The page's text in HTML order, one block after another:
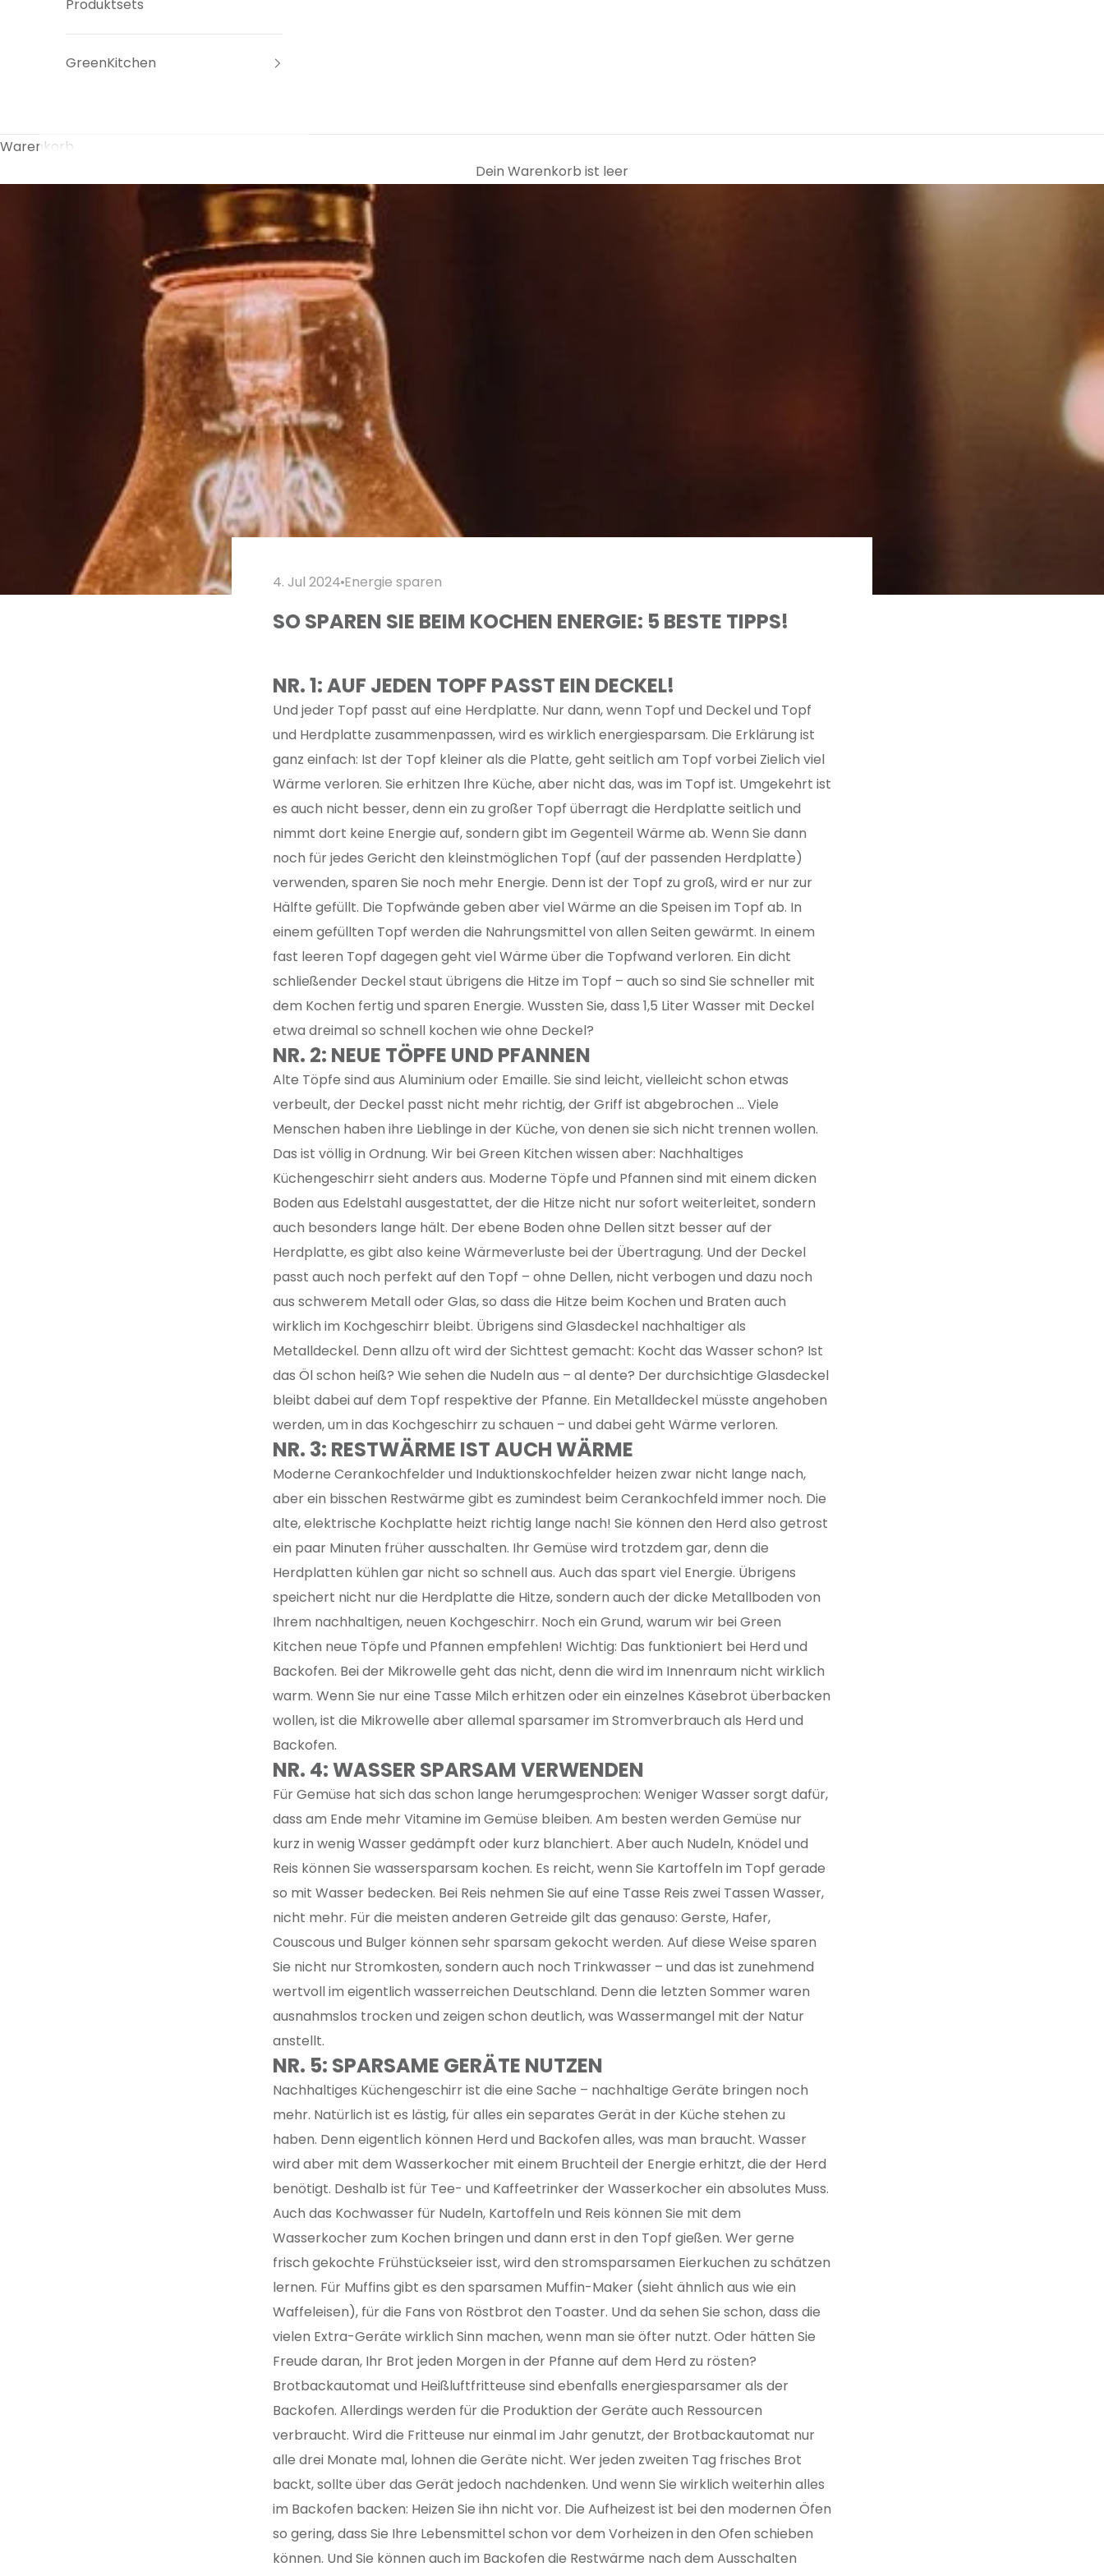
Produktsets
GreenKitchen
Warenkorb
Dein Warenkorb ist leer
4. Jul 2024 Energie sparen
SO SPAREN SIE BEIM KOCHEN ENERGIE: 5 BESTE TIPPS!
NR. 1: AUF JEDEN TOPF PASST EIN DECKEL!
Und jeder Topf passt auf eine Herdplatte. Nur dann, wenn Topf und Deckel und Topf
und Herdplatte zusammenpassen, wird es wirklich energiesparsam. Die Erklärung ist
ganz einfach: Ist der Topf kleiner als die Platte, geht seitlich am Topf vorbei Zielich viel
Wärme verloren. Sie erhitzen Ihre Küche, aber nicht das, was im Topf ist. Umgekehrt ist
es auch nicht besser, denn ein zu großer Topf überragt die Herdplatte seitlich und
nimmt dort keine Energie auf, sondern gibt im Gegenteil Wärme ab. Wenn Sie dann
noch für jedes Gericht den kleinstmöglichen Topf (auf der passenden Herdplatte)
verwenden, sparen Sie noch mehr Energie. Denn ist der Topf zu groß, wird er nur zur
Hälfte gefüllt. Die Topfwände geben aber viel Wärme an die Speisen im Topf ab. In
einem gefüllten Topf werden die Nahrungsmittel von allen Seiten gewärmt. In einem
fast leeren Topf dagegen geht viel Wärme über die Topfwand verloren. Ein dicht
schließender Deckel staut übrigens die Hitze im Topf – auch so sind Sie schneller mit
dem Kochen fertig und sparen Energie. Wussten Sie, dass 1,5 Liter Wasser mit Deckel
etwa dreimal so schnell kochen wie ohne Deckel?
NR. 2: NEUE TÖPFE UND PFANNEN
Alte Töpfe sind aus Aluminium oder Emaille. Sie sind leicht, vielleicht schon etwas
verbeult, der Deckel passt nicht mehr richtig, der Griff ist abgebrochen … Viele
Menschen haben ihre Lieblinge in der Küche, von denen sie sich nicht trennen wollen.
Das ist völlig in Ordnung. Wir bei Green Kitchen wissen aber: Nachhaltiges
Küchengeschirr sieht anders aus. Moderne Töpfe und Pfannen sind mit einem dicken
Boden aus Edelstahl ausgestattet, der die Hitze nicht nur sofort weiterleitet, sondern
auch besonders lange hält. Der ebene Boden ohne Dellen sitzt besser auf der
Herdplatte, es gibt also keine Wärmeverluste bei der Übertragung. Und der Deckel
passt auch noch perfekt auf den Topf – ohne Dellen, nicht verbogen und dazu noch
aus schwerem Metall oder Glas, so dass die Hitze beim Kochen und Braten auch
wirklich im Kochgeschirr bleibt. Übrigens sind Glasdeckel nachhaltiger als
Metalldeckel. Denn allzu oft wird der Sichttest gemacht: Kocht das Wasser schon? Ist
das Öl schon heiß? Wie sehen die Nudeln aus – al dente? Der durchsichtige Glasdeckel
bleibt dabei auf dem Topf respektive der Pfanne. Ein Metalldeckel müsste angehoben
werden, um in das Kochgeschirr zu schauen – und dabei geht Wärme verloren.
NR. 3: RESTWÄRME IST AUCH WÄRME
Moderne Cerankochfelder und Induktionskochfelder heizen zwar nicht lange nach,
aber ein bisschen Restwärme gibt es zumindest beim Cerankochfeld immer noch. Die
alte, elektrische Kochplatte heizt richtig lange nach! Sie können den Herd also getrost
ein paar Minuten früher ausschalten. Ihr Gemüse wird trotzdem gar, denn die
Herdplatten kühlen gar nicht so schnell aus. Auch das spart viel Energie. Übrigens
speichert nicht nur die Herdplatte die Hitze, sondern auch der dicke Metallboden von
Ihrem nachhaltigen, neuen Kochgeschirr. Noch ein Grund, warum wir bei Green
Kitchen neue Töpfe und Pfannen empfehlen! Wichtig: Das funktioniert bei Herd und
Backofen. Bei der Mikrowelle geht das nicht, denn die wird im Innenraum nicht wirklich
warm. Wenn Sie nur eine Tasse Milch erhitzen oder ein einzelnes Käsebrot überbacken
wollen, ist die Mikrowelle aber allemal sparsamer im Stromverbrauch als Herd und
Backofen.
NR. 4: WASSER SPARSAM VERWENDEN
Für Gemüse hat sich das schon lange herumgesprochen: Weniger Wasser sorgt dafür,
dass am Ende mehr Vitamine im Gemüse bleiben. Am besten werden Gemüse nur
kurz in wenig Wasser gedämpft oder kurz blanchiert. Aber auch Nudeln, Knödel und
Reis können Sie wassersparsam kochen. Es reicht, wenn Sie Kartoffeln im Topf gerade
so mit Wasser bedecken. Bei Reis nehmen Sie auf eine Tasse Reis zwei Tassen Wasser,
nicht mehr. Für die meisten anderen Getreide gilt das genauso: Gerste, Hafer,
Couscous und Bulger können sehr sparsam gekocht werden. Auf diese Weise sparen
Sie nicht nur Stromkosten, sondern auch noch Trinkwasser – und das ist zunehmend
wertvoll im eigentlich wasserreichen Deutschland. Denn die letzten Sommer waren
ausnahmslos trocken und zeigen schon deutlich, was Wassermangel mit der Natur
anstellt.
NR. 5: SPARSAME GERÄTE NUTZEN
Nachhaltiges Küchengeschirr ist die eine Sache – nachhaltige Geräte bringen noch
mehr. Natürlich ist es lästig, für alles ein separates Gerät in der Küche stehen zu
haben. Denn eigentlich können Herd und Backofen alles, was man braucht. Wasser
wird aber mit dem Wasserkocher mit einem Bruchteil der Energie erhitzt, die der Herd
benötigt. Deshalb ist für Tee- und Kaffeetrinker der Wasserkocher ein absolutes Muss.
Auch das Kochwasser für Nudeln, Kartoffeln und Reis können Sie mit dem
Wasserkocher zum Kochen bringen und dann erst in den Topf gießen. Wer gerne
frisch gekochte Frühstückseier isst, wird den stromsparsamen Eierkuchen zu schätzen
lernen. Für Muffins gibt es den sparsamen Muffin-Maker (sieht ähnlich aus wie ein
Waffeleisen), für die Fans von Röstbrot den Toaster. Und da sehen Sie schon, dass die
vielen Extra-Geräte wirklich Sinn machen, wenn man sie öfter nutzt. Oder hätten Sie
Freude daran, Ihr Brot jeden Morgen in der Pfanne auf dem Herd zu rösten?
Brotbackautomat und Heißluftfritteuse sind ebenfalls energiesparsamer als der
Backofen. Allerdings werden für die Produktion der Geräte auch Ressourcen
verbraucht. Wird die Fritteuse nur einmal im Jahr genutzt, der Brotbackautomat nur
alle drei Monate mal, lohnen die Geräte nicht. Wer jeden zweiten Tag frisches Brot
backt, sollte über das Gerät jedoch nachdenken. Und wenn Sie wirklich weiterhin alles
im Backofen backen: Heizen Sie ihn nicht vor. Die Aufheizest ist bei den modernen Öfen
so gering, dass Sie Ihre Lebensmittel schon vor dem Vorheizen in den Ofen schieben
können. Und Sie können auch im Backofen die Restwärme nach dem Ausschalten